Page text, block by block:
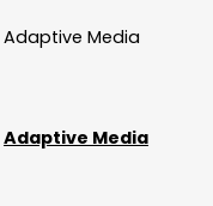
Media
Adaptive Media